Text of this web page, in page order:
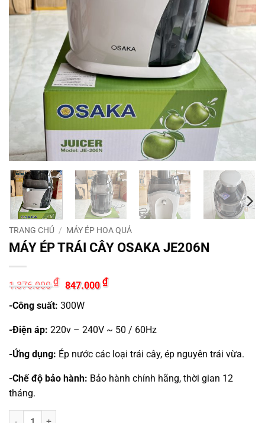
TRANG CHỦ / MÁY ÉP HOA QUẢ
MÁY ÉP TRÁI CÂY OSAKA JE206N
1.376.000₫
Giá
gốc
là:
1.376.000 ₫.
847.000₫Giá
hiện
-Công suất: 300W
-Điện áp: 220v – 240V ~ 50 / 60Hz
-Ứng dụng: Ép nước các loại trái cây, ép nguyên trái vừa.
-Chế độ bảo hành: Bảo hành chính hãng, thời gian 12
tháng.
MÁY ÉP TRÁI CÂY OSAKA JE206N số lượng